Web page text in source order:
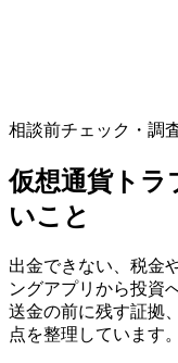
相談前チェック・調
仮想通貨トラ
いこと
出金できない、税金
ングアプリから投資
送金の前に残す証拠
点を整理しています。